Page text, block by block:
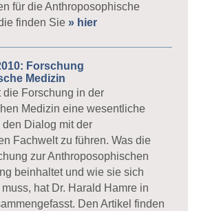
für die Anthroposophische
finden Sie » hier
Forschung
Medizin
Forschung in der
Medizin eine wesentliche
Dialog mit der
Fachwelt zu führen. Was die
zur Anthroposophischen
beinhaltet und wie sie sich
hat Dr. Harald Hamre in
Den Artikel finden